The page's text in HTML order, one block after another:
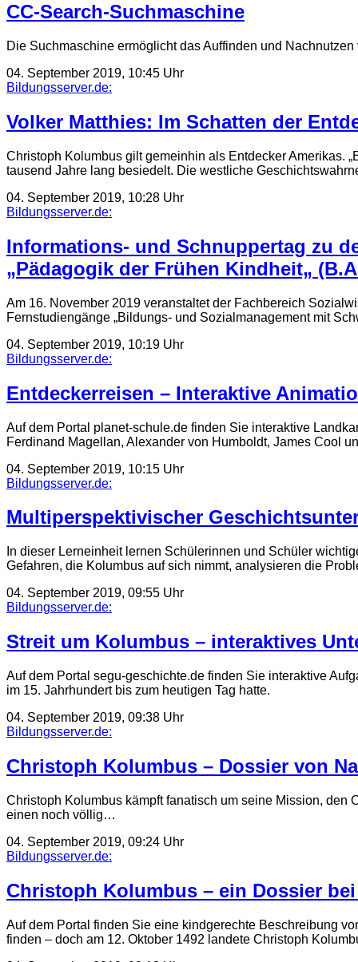
CC-Search-Suchmaschine
Die Suchmaschine ermöglicht das Auffinden und
04. September 2019, 10:45 Uhr
Bildungsserver.de:
Volker Matthies: Im Schatten der
Christoph Kolumbus gilt gemeinhin als Entdecker Amerikas.
tausend Jahre lang besiedelt. Die westliche
04. September 2019, 10:28 Uhr
Bildungsserver.de:
Informations- und Schnuppertag zu
„Pädagogik der Frühen Kindheit„
Am 16. November 2019 veranstaltet der Fachbereich
Fernstudiengänge „Bildungs- und Sozialmanagement mit
04. September 2019, 10:19 Uhr
Bildungsserver.de:
Entdeckerreisen – Interaktive
Auf dem Portal planet-schule.de finden Sie interaktive
Ferdinand Magellan, Alexander von Humboldt, James Cool
04. September 2019, 10:15 Uhr
Bildungsserver.de:
Multiperspektivischer
In dieser Lerneinheit lernen Schülerinnen und Schüler
Gefahren, die Kolumbus auf sich nimmt, analysieren die
04. September 2019, 09:55 Uhr
Bildungsserver.de:
Streit um Kolumbus – interaktives
Auf dem Portal segu-geschichte.de finden Sie interaktive
im 15. Jahrhundert bis zum heutigen Tag hatte.
04. September 2019, 09:38 Uhr
Bildungsserver.de:
Christoph Kolumbus – Dossier von
Christoph Kolumbus kämpft fanatisch um seine Mission, den
einen noch völlig…
04. September 2019, 09:24 Uhr
Bildungsserver.de:
Christoph Kolumbus – ein Dossier
Auf dem Portal finden Sie eine kindgerechte Beschreibung
finden – doch am 12. Oktober 1492 landete Christoph